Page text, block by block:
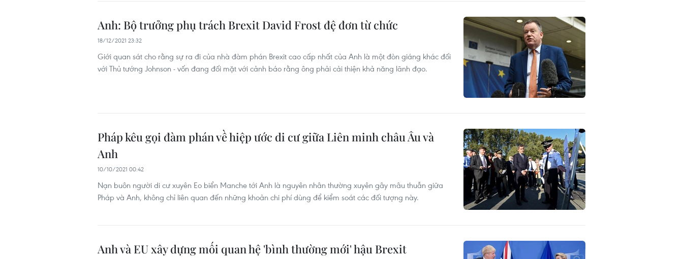
Anh: Bộ trưởng phụ trách Brexit David Frost đệ đơn từ chức
18/12/2021 23:32
Giới quan sát cho rằng sự ra đi của nhà đàm phán Brexit cao cấp nhất của Anh là một đòn giáng khác đối
với Thủ tướng Johnson - vốn đang đối mặt với cảnh báo rằng ông phải cải thiện khả năng lãnh đạo.
Pháp kêu gọi đàm phán về hiệp ước di cư giữa Liên minh châu Âu và
Anh
10/10/2021 00:42
Nạn buôn người di cư xuyên Eo biển Manche tới Anh là nguyên nhân thường xuyên gây mâu thuẫn giữa
Pháp và Anh, không chỉ liên quan đến những khoản chi phí dùng để kiểm soát các đối tượng này.
Anh và EU xây dựng mối quan hệ 'bình thường mới' hậu Brexit